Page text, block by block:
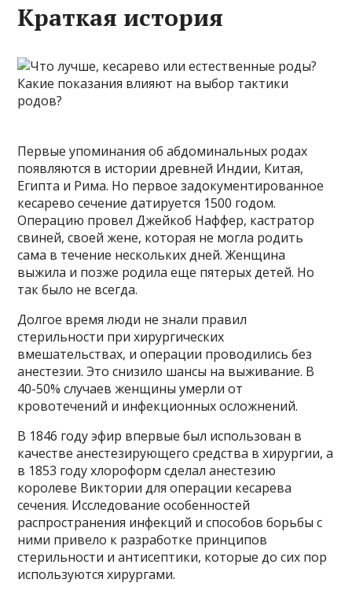
Краткая история
Первые упоминания об абдоминальных родах
появляются в истории древней Индии, Китая,
Египта и Рима. Но первое задокументированное
кесарево сечение датируется 1500 годом.
Операцию провел Джейкоб Наффер, кастратор
свиней, своей жене, которая не могла родить
сама в течение нескольких дней. Женщина
выжила и позже родила еще пятерых детей. Но
так было не всегда.
Долгое время люди не знали правил
стерильности при хирургических
вмешательствах, и операции проводились без
анестезии. Это снизило шансы на выживание. В
40-50% случаев женщины умерли от
кровотечений и инфекционных осложнений.
В 1846 году эфир впервые был использован в
качестве анестезирующего средства в хирургии, а
в 1853 году хлороформ сделал анестезию
королеве Виктории для операции кесарева
сечения. Исследование особенностей
распространения инфекций и способов борьбы с
ними привело к разработке принципов
стерильности и антисептики, которые до сих пор
используются хирургами.